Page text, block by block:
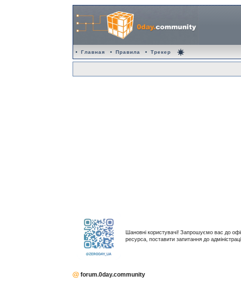
• Главная • Правила • Трекер
Шановні користувачі! Запрошуємо вас до
ресурса, поставити запитання до
forum.0day.community